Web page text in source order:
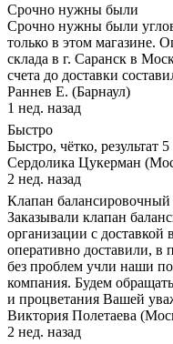
Срочно нужны были
Срочно нужны были
только в этом магазине.
склада в г. Саранск в
счета до доставки
Раннев Е. (Барнаул)
1 нед. назад
Быстро
Быстро, чётко, результат 5
Сердолика Цукерман
2 нед. назад
Клапан балансировочный
Заказывали клапан
организации с доставкой
оперативно доставили, в
без проблем учли наши
компания. Будем
и процветания Вашей
Виктория Полетаева
2 нед. назад